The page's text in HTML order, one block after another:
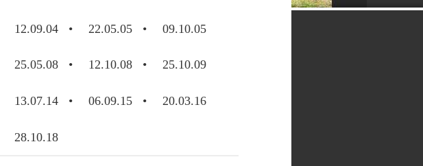
12.09.04 22.05.05 09.10.05
25.05.08 12.10.08 25.10.09
13.07.14 06.09.15 20.03.16
28.10.18